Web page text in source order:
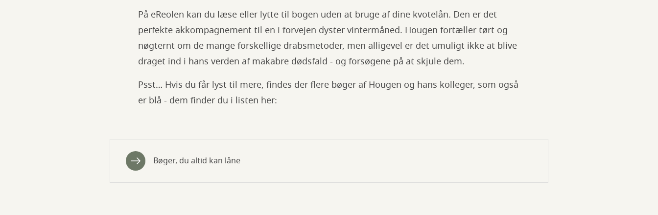
På eReolen kan du læse eller lytte til bogen uden at bruge af dine kvotelån. Den er det
perfekte akkompagnement til en i forvejen dyster vintermåned. Hougen fortæller tørt og
nøgternt om de mange forskellige drabsmetoder, men alligevel er det umuligt ikke at blive
draget ind i hans verden af makabre dødsfald - og forsøgene på at skjule dem.
Psst… Hvis du får lyst til mere, findes der flere bøger af Hougen og hans kolleger, som også
er blå - dem finder du i listen her:
Bøger, du altid kan låne